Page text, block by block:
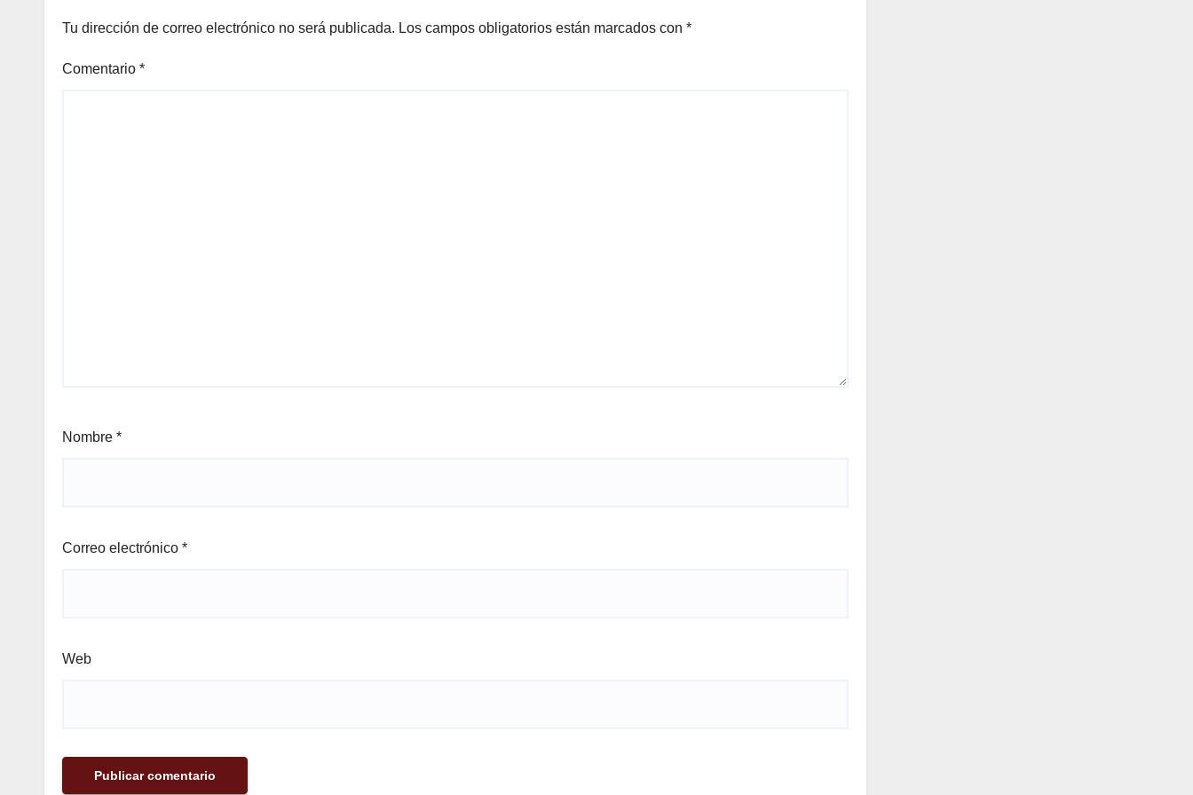
Tu dirección de correo electrónico no será publicada. Los campos obligatorios están marcados con *
Comentario *
Nombre *
Correo electrónico *
Web